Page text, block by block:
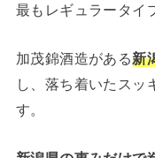
最もレギュラータイ
加茂錦酒造がある新
し、落ち着いたスッ
す。